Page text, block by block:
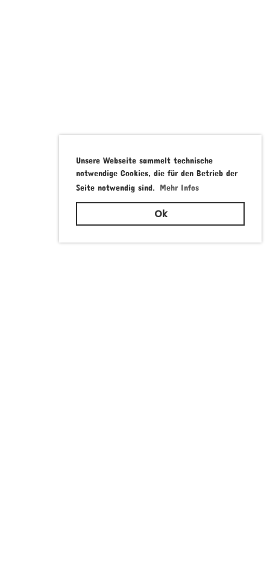
Unsere Webseite sammelt technische
notwendige Cookies, die für den Betrieb der
Seite notwendig sind. Mehr Infos
Ok